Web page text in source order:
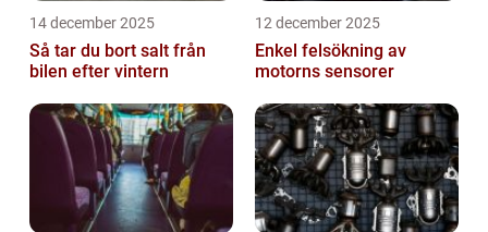
14 december 2025
Så tar du bort salt från
bilen efter vintern
12 december 2025
Enkel felsökning av
motorns sensorer